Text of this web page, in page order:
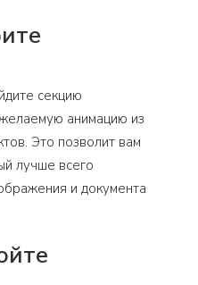
секцию
анимацию из
Это позволит вам
лучше всего
и документа